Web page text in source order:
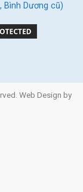
Bình Dương cũ)
Web Design by